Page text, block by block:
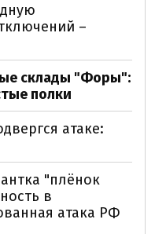
–
склады "Форы":
полки
атаке:
"плёнок
в
атака РФ